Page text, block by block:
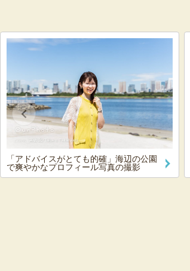
「アドバイスがとても的確」海辺の公園
で爽やかなプロフィール写真の撮影